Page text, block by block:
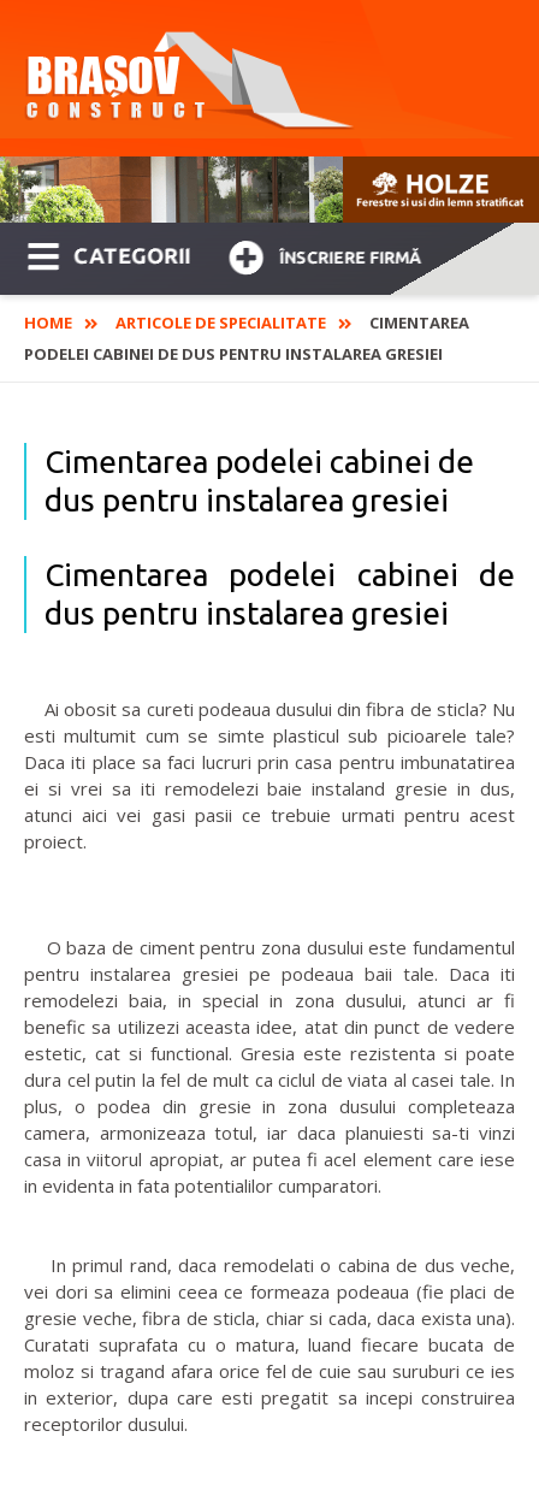
CATEGORII ÎNSCRIERE FIRMĂ
HOME ARTICOLE DE SPECIALITATE
CIMENTAREA
PODELEI CABINEI DE DUS PENTRU INSTALAREA GRESIEI
Cimentarea podelei cabinei de
dus pentru instalarea gresiei
Cimentarea podelei cabinei de
dus pentru instalarea gresiei
Ai obosit sa cureti podeaua dusului din fibra de sticla? Nu
esti multumit cum se simte plasticul sub picioarele tale?
Daca iti place sa faci lucruri prin casa pentru imbunatatirea
ei si vrei sa iti remodelezi baie instaland gresie in dus,
atunci aici vei gasi pasii ce trebuie urmati pentru acest
proiect.
O baza de ciment pentru zona dusului este fundamentul
pentru instalarea gresiei pe podeaua baii tale. Daca iti
remodelezi baia, in special in zona dusului, atunci ar fi
benefic sa utilizezi aceasta idee, atat din punct de vedere
estetic, cat si functional. Gresia este rezistenta si poate
dura cel putin la fel de mult ca ciclul de viata al casei tale. In
plus, o podea din gresie in zona dusului completeaza
camera, armonizeaza totul, iar daca planuiesti sa-ti vinzi
casa in viitorul apropiat, ar putea fi acel element care iese
in evidenta in fata potentialilor cumparatori.
In primul rand, daca remodelati o cabina de dus veche,
vei dori sa elimini ceea ce formeaza podeaua (fie placi de
gresie veche, fibra de sticla, chiar si cada, daca exista una).
Curatati suprafata cu o matura, luand fiecare bucata de
moloz si tragand afara orice fel de cuie sau suruburi ce ies
in exterior, dupa care esti pregatit sa incepi construirea
receptorilor dusului.